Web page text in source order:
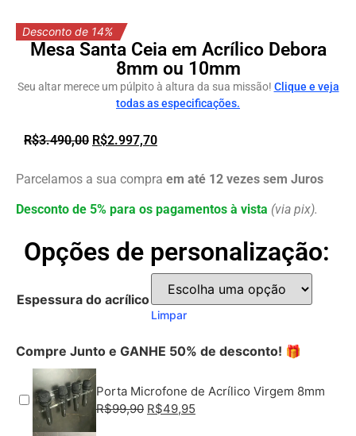
Desconto de 14%
Mesa Santa Ceia em Acrílico Debora
8mm ou 10mm
Seu altar merece um púlpito à altura da sua missão! Clique e veja
todas as especificações.
R$3.490,00 R$2.997,70
Parcelamos a sua compra em até 12 vezes sem Juros
Desconto de 5% para os pagamentos à vista (via pix).
Opções de personalização:
Espessura do acrílico
Limpar
Compre Junto e GANHE 50% de desconto! 🎁
Porta Microfone de Acrílico Virgem 8mm
R$99,90 R$49,95